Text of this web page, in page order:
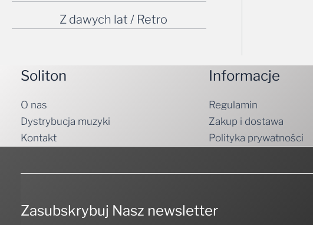
Z dawych lat / Retro
Soliton
O nas
Dystrybucja muzyki
Kontakt
Informacje
Regulamin
Zakup i dostawa
Polityka prywatności
Zasubskrybuj Nasz newsletter